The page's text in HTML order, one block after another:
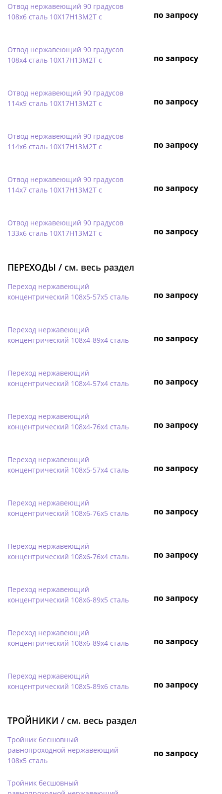
Отвод нержавеющий 90 градусов
108х6 сталь 10Х17Н13М2Т с
по запросу
Отвод нержавеющий 90 градусов
108х4 сталь 10Х17Н13М2Т с
по запросу
Отвод нержавеющий 90 градусов
114х9 сталь 10Х17Н13М2Т с
по запросу
Отвод нержавеющий 90 градусов
114х6 сталь 10Х17Н13М2Т с
по запросу
Отвод нержавеющий 90 градусов
114х7 сталь 10Х17Н13М2Т с
по запросу
Отвод нержавеющий 90 градусов
133х6 сталь 10Х17Н13М2Т с
по запросу
ПЕРЕХОДЫ / см. весь раздел
Переход нержавеющий
концентрический 108х5-57х5 сталь
по запросу
Переход нержавеющий
концентрический 108х4-89х4 сталь
по запросу
Переход нержавеющий
концентрический 108х4-57х4 сталь
по запросу
Переход нержавеющий
концентрический 108х4-76х4 сталь
по запросу
Переход нержавеющий
концентрический 108х5-57х4 сталь
по запросу
Переход нержавеющий
концентрический 108х6-76х5 сталь
по запросу
Переход нержавеющий
концентрический 108х6-76х4 сталь
по запросу
Переход нержавеющий
концентрический 108х6-89х5 сталь
по запросу
Переход нержавеющий
концентрический 108х6-89х4 сталь
по запросу
Переход нержавеющий
концентрический 108х5-89х6 сталь
по запросу
ТРОЙНИКИ / см. весь раздел
Тройник бесшовный
равнопроходной нержавеющий
108х5 сталь
по запросу
Тройник бесшовный